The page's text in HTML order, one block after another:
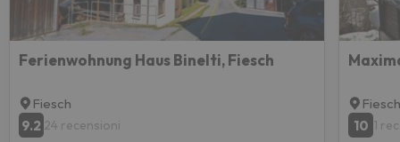
Ferienwohnung Haus Binelti, Fiesch
Fiesch
9.2 24 recensioni
10 1